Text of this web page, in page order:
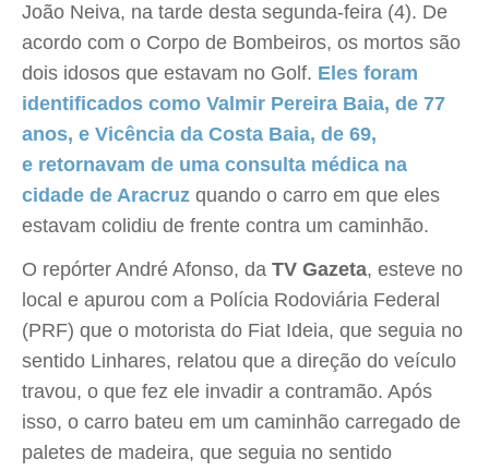
João Neiva, na tarde desta segunda-feira (4). De
acordo com o Corpo de Bombeiros, os mortos são
dois idosos que estavam no Golf. Eles foram
identificados como Valmir Pereira Baia, de 77
anos, e Vicência da Costa Baia, de 69,
e retornavam de uma consulta médica na
cidade de Aracruz quando o carro em que eles
estavam colidiu de frente contra um caminhão.
O repórter André Afonso, da TV Gazeta, esteve no
local e apurou com a Polícia Rodoviária Federal
(PRF) que o motorista do Fiat Ideia, que seguia no
sentido Linhares, relatou que a direção do veículo
travou, o que fez ele invadir a contramão. Após
isso, o carro bateu em um caminhão carregado de
paletes de madeira, que seguia no sentido